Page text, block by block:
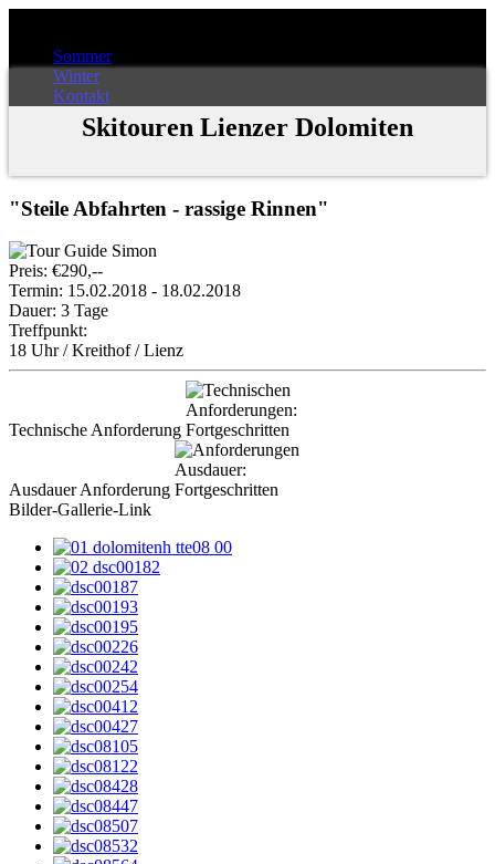
Sommer
Winter
Kontakt
Skitouren Lienzer Dolomiten
"Steile Abfahrten - rassige Rinnen"
Preis: €290,--
Termin: 15.02.2018 - 18.02.2018
Dauer: 3 Tage
Treffpunkt:
18 Uhr / Kreithof / Lienz
Technische Anforderung
Ausdauer Anforderung
Bilder-Gallerie-Link